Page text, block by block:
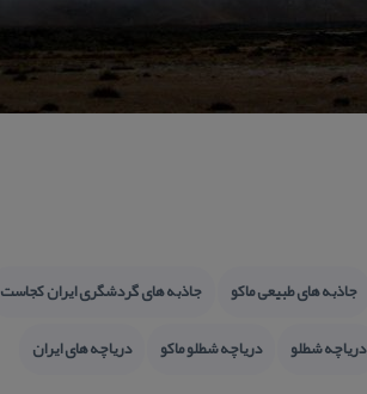
جاذبه های طبیعی ماكو جاذبه های گردشگری ایران كجاست
دریاچه شطلو دریاچه شطلو ماكو دریاچه های ایران